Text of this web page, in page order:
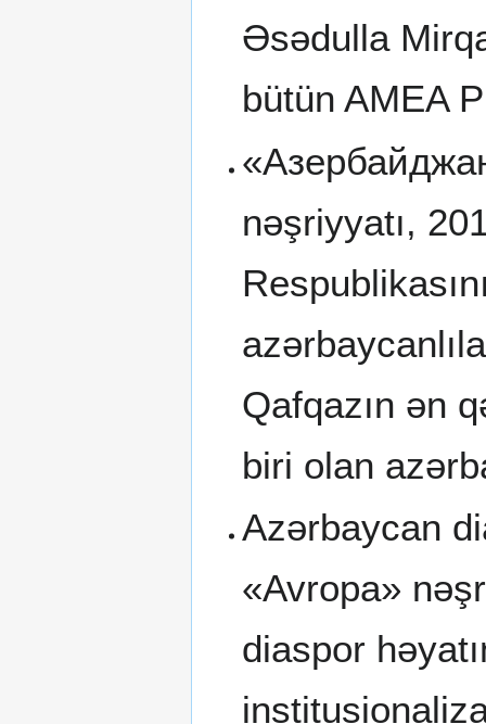
Əsədulla
bütün AMEA
nəşriyyatı,
Qafqazın ən
biri olan
Azərbaycan
«Avropa»
diaspor